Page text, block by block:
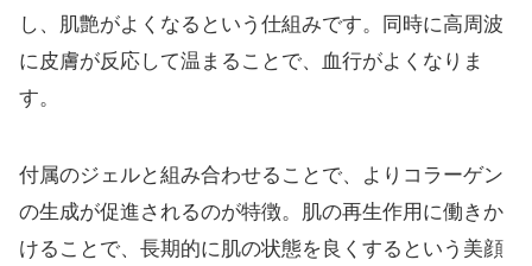
し、肌艶がよくなるという仕組みです。同時に高周波
に皮膚が反応して温まることで、血行がよくなりま
す。
付属のジェルと組み合わせることで、よりコラーゲン
の生成が促進されるのが特徴。肌の再生作用に働きか
けることで、長期的に肌の状態を良くするという美顔